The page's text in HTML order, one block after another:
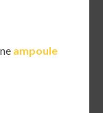
ampoule